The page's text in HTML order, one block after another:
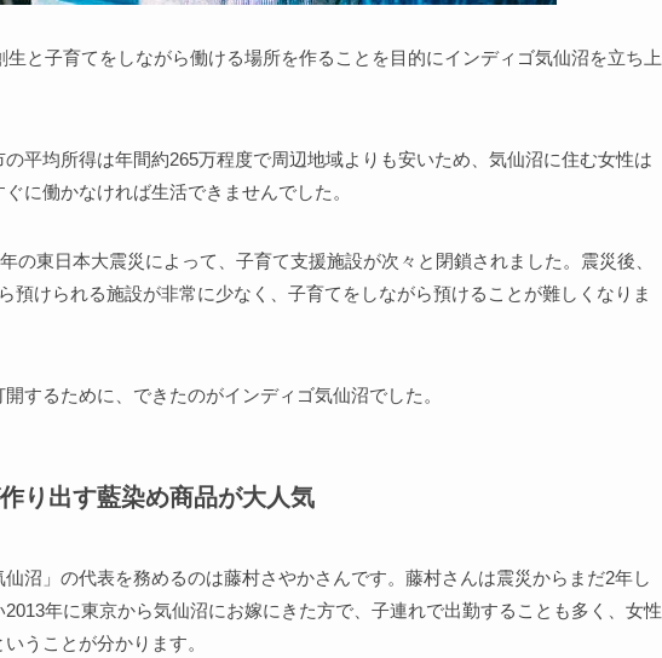
生と子育てをしながら働ける場所を作ることを目的にインディゴ気仙沼を立ち上
平均所得は年間約265万程度で周辺地域よりも安いため、気仙沼に住む女性は
に働かなければ生活できませんでした。
の東日本大震災によって、子育て支援施設が次々と閉鎖されました。震災後、
預けられる施設が非常に少なく、子育てをしながら預けることが難しくなりま
するために、できたのがインディゴ気仙沼でした。
り出す藍染め商品が大人気
沼」の代表を務めるのは藤村さやかさんです。藤村さんは震災からまだ2年し
年に東京から気仙沼にお嫁にきた方で、子連れで出勤することも多く、女性
うことが分かります。